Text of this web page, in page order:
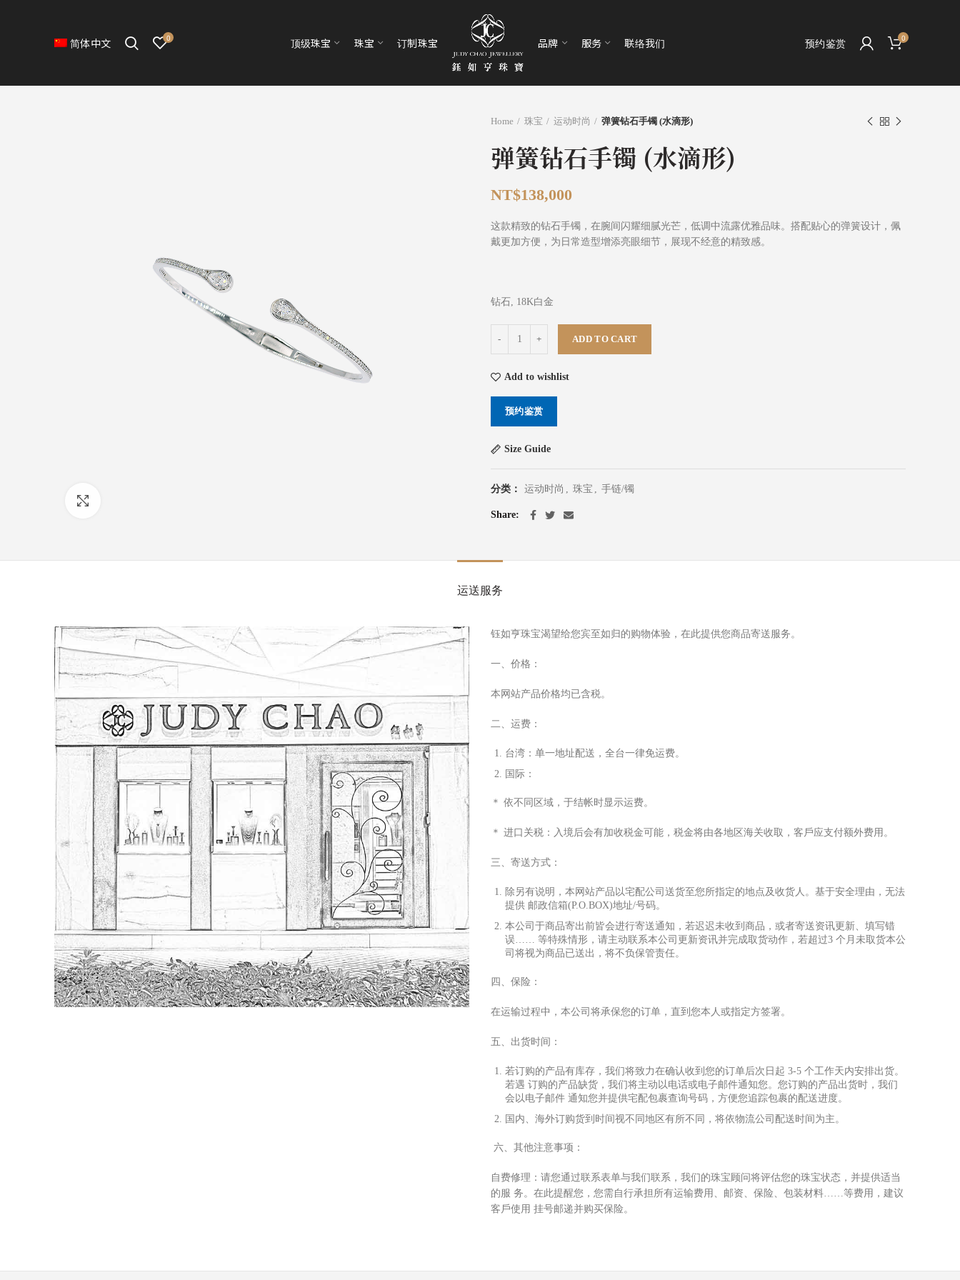
简体中文 0 顶级珠宝 珠宝 订制珠宝 品牌 服务 联络我们 预约鉴赏 0
Home 珠宝 运动时尚 弹簧钻石手镯 (水滴形)
弹簧钻石手镯 (水滴形)
NT$138,000
这款精致的钻石手镯，在腕间闪耀细腻光芒，低调中流露优雅品味。搭配贴心的弹簧设计，佩
戴更加方便，为日常造型增添亮眼细节，展现不经意的精致感。
钻石, 18K白金
ADD TO CART
Add to wishlist
预约鉴赏
Size Guide
分类： 运动时尚 , 珠宝 , 手链/镯
Share
运送服务
钰如亨珠宝渴望给您宾至如归的购物体验，在此提供您商品寄送服务。
一、价格：
本网站产品价格均已含税。
二、运费：
台湾：单⼀地址配送，全台⼀律免运费。
国际：
＊ 依不同区域，于结帐时显⽰运费。
＊ 进⼝ 关税： ⼊境后会有加收税⾦可能，税⾦将由各地区海关收取，客 ⼾应⽀付额外费⽤ 。
三、寄送⽅式：
除另有说明，本网站产品以宅配公司送货⾄您所指定的地点及收货⼈ 。基于安全理由，无法
提供 邮政信箱(P.O.BOX)地址/号码。
本公司于商品寄出前皆会进⾏寄送通知，若迟迟未收到商品，或者寄送资讯更新、填写错
误…… 等特殊情形，请主动联系本公司更新资讯并完成取货动作，若超过3 个 ⽉ 未取货本公
司将视为商品已送出，将不负保管责任。
四、保险：
在运输过程中，本公司将承保您的订单，直到您本 ⼈或指定⽅签署。
五、出货时间：
若订购的产品有库存，我们将致⼒在确认收到您的订单后次 ⽇ 起 3-5 个⼯作天内安排出货。
若遇 订购的产品缺货，我们将主动以电话或电⼦邮件通知您。您订购的产品出货时，我们
会以电⼦邮件 通知您并提供宅配包裹查询号码， ⽅便您追踪包裹的配送进度。
国内、海外订购货到时间视不同地区有所不同，将依物流公司配送时间为主。
六、其他注意事项：
⾃ 费修理：请您通过联系表单与我们联系，我们的珠宝顾问将评估您的珠宝状态，并提供适当
的服 务。在此提醒您，您需⾃⾏承担所有运输费⽤ 、邮资、保险、包装材料……等费⽤ ，建议
客 ⼾使⽤ 挂号邮递并购买保险。